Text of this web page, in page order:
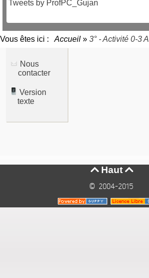
Tweets by ProfPC_Gujan
Vous êtes ici : Accueil » 3° - Activité 0-3 A
Nous
contacter
Version
texte
Haut 
© 2004-2015